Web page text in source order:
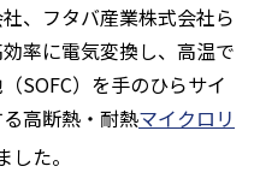
、フタバ産業株式会社ら
率に電気変換し、高温で
SOFC）を手のひらサイ
高断熱・耐熱マイクロリ
た。